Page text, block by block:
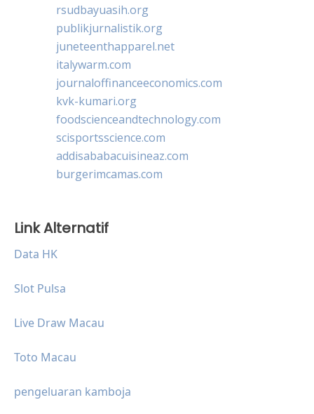
rsudbayuasih.org
publikjurnalistik.org
juneteenthapparel.net
italywarm.com
journaloffinanceeconomics.com
kvk-kumari.org
foodscienceandtechnology.com
scisportsscience.com
addisababacuisineaz.com
burgerimcamas.com
Link Alternatif
Data HK
Slot Pulsa
Live Draw Macau
Toto Macau
pengeluaran kamboja